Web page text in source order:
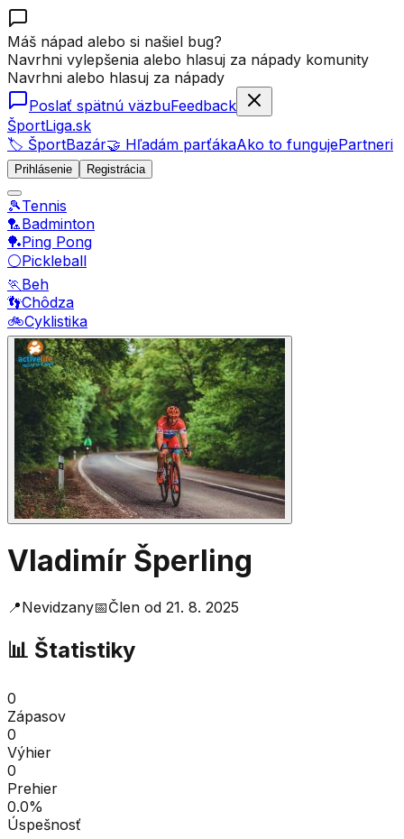
Máš nápad alebo si našiel bug?
Navrhni vylepšenia alebo hlasuj za nápady komunity
Navrhni alebo hlasuj za nápady
Poslať spätnú väzbuFeedback
ŠportLiga.sk
🏷️ ŠportBazár🤝 Hľadám parťákaAko to fungujePartneri
Prihlásenie Registrácia
🎾Tennis
🏸Badminton
🏓Ping Pong
⚪Pickleball
🏃Beh
👣Chôdza
🚲Cyklistika
Vladimír Šperling
📍Nevidzany📅Člen od 21. 8. 2025
📊 Štatistiky
0
Zápasov
0
Výhier
0
Prehier
0.0%
Úspešnosť